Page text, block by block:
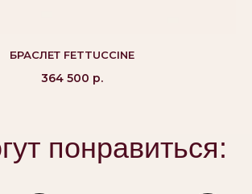
БРАСЛЕТ FETTUCCINE
364 500 р.
Вопросы и ответы